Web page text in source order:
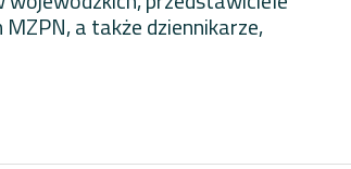
a także dziennikarze,